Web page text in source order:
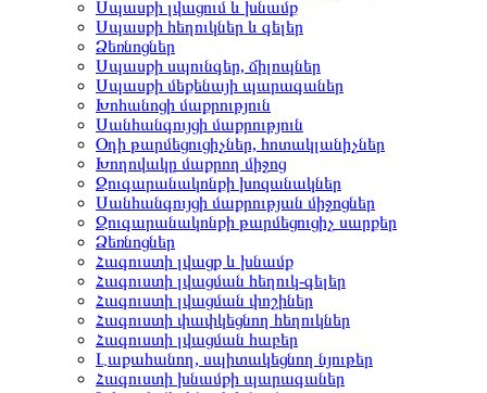
Սպասքի լվացում և խնամք
Սպասքի հեղուկներ և գելեր
Ձեռնոցներ
Սպասքի սպունգեր, ճիլոպներ
Սպասքի մեքենայի պարագաներ
Խոհանոցի մաքրություն
Սանհանգույցի մաքրություն
Օդի թարմեցուցիչներ, հոտակլանիչներ
Խողովակը մաքրող միջոց
Զուգարանակոնքի խոզանակներ
Սանհանգույցի մաքրության միջոցներ
Զուգարանակոնքի թարմեցուցիչ սարքեր
Ձեռնոցներ
Հագուստի լվացք և խնամք
Հագուստի լվացման հեղուկ-գելեր
Հագուստի լվացման փոշիներ
Հագուստի փափկեցնող հեղուկներ
Հագուստի լվացման հաբեր
Լաքահանող, սպիտակեցնող նյութեր
Հագուստի խնամքի պարագաներ